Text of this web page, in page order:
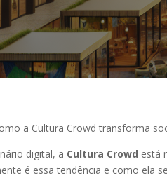
a Cultura Crowd transforma
digital, a Cultura Crowd está
é essa tendência e como ela